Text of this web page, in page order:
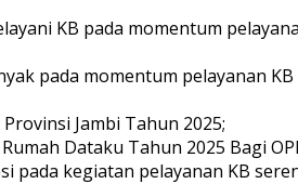
KB pada momentum
pada momentum pelayanan
Jambi Tahun 2025;
Dataku Tahun 2025 Bagi
kegiatan pelayanan KB